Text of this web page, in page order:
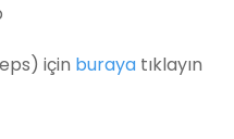
için buraya tıklayın